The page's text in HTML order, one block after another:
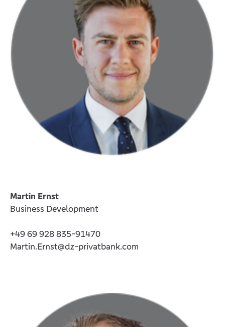
Martin Ernst
Business Development
+49 69 928 835-91470
Martin.Ernst@dz-privatbank.com